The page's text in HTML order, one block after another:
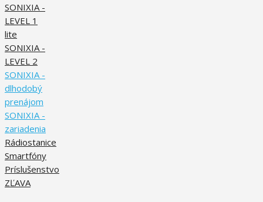
SONIXIA -
LEVEL 1
lite
SONIXIA -
LEVEL 2
SONIXIA -
dlhodobý
prenájom
SONIXIA -
zariadenia
Rádiostanice
Smartfóny
Príslušenstvo
ZĽAVA